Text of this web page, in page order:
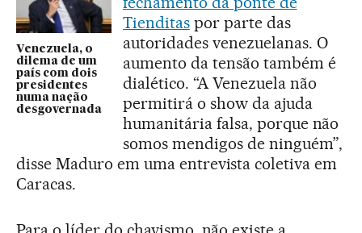
Venezuela, o
dilema de um
país com dois
presidentes
numa nação
desgovernada
Tienditaspor parte das
autoridades venezuelanas. O
aumento da tensão também é
dialético. “A Venezuela não
permitirá o show da ajuda
humanitária falsa, porque não
somos mendigos de ninguém”,
disse Maduro em uma entrevista coletiva em
Caracas.